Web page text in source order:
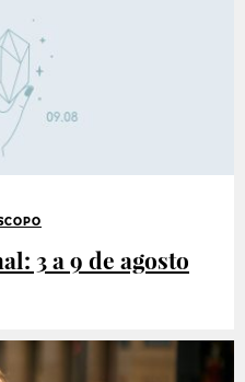
3 a 9 de agosto